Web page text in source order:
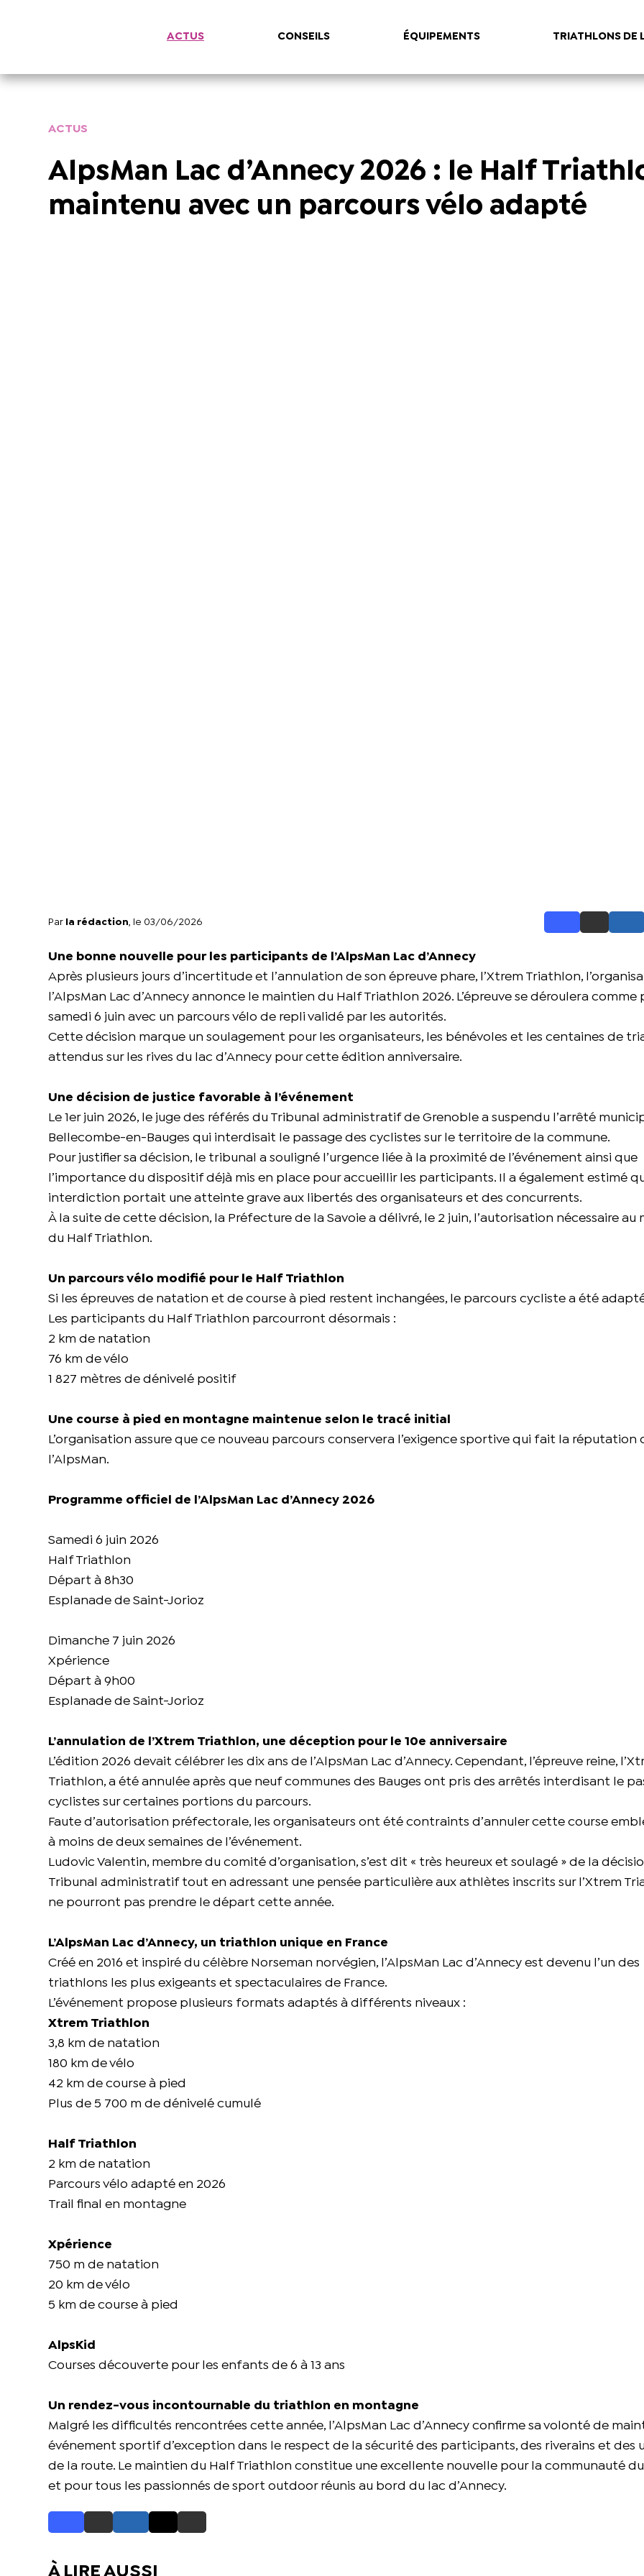
ACTUS CONSEILS ÉQUIPEMENTS TRIATHLONS DE
ACTUS
AlpsMan Lac d’Annecy 2026 : le Half
maintenu avec un parcours vélo adapté
Par la rédaction , le 03/06/2026
Une bonne nouvelle pour les participants de l’AlpsMan Lac d’Annecy
Après plusieurs jours d’incertitude et l’annulation de son épreuve phare, l’Xtrem Triathlon,
l’AlpsMan Lac d’Annecy annonce le maintien du Half Triathlon 2026. L’épreuve se déroulera comme
samedi 6 juin avec un parcours vélo de repli validé par les autorités.
Cette décision marque un soulagement pour les organisateurs, les bénévoles et les centaines de
attendus sur les rives du lac d’Annecy pour cette édition anniversaire.
Une décision de justice favorable à l’événement
Le 1er juin 2026, le juge des référés du Tribunal administratif de Grenoble a suspendu l’arrêté
Bellecombe-en-Bauges qui interdisait le passage des cyclistes sur le territoire de la commune.
Pour justifier sa décision, le tribunal a souligné l’urgence liée à la proximité de l’événement ainsi que
l’importance du dispositif déjà mis en place pour accueillir les participants. Il a également estimé
interdiction portait une atteinte grave aux libertés des organisateurs et des concurrents.
À la suite de cette décision, la Préfecture de la Savoie a délivré, le 2 juin, l’autorisation nécessaire au
du Half Triathlon.
Un parcours vélo modifié pour le Half Triathlon
Si les épreuves de natation et de course à pied restent inchangées, le parcours cycliste a été
Les participants du Half Triathlon parcourront désormais :
2 km de natation
76 km de vélo
1 827 mètres de dénivelé positif
Une course à pied en montagne maintenue selon le tracé initial
L’organisation assure que ce nouveau parcours conservera l’exigence sportive qui fait la réputation
l’AlpsMan.
Programme officiel de l’AlpsMan Lac d’Annecy 2026
Samedi 6 juin 2026
Half Triathlon
Départ à 8h30
Esplanade de Saint-Jorioz
Dimanche 7 juin 2026
Xpérience
Départ à 9h00
Esplanade de Saint-Jorioz
L’annulation de l’Xtrem Triathlon, une déception pour le 10e anniversaire
L’édition 2026 devait célébrer les dix ans de l’AlpsMan Lac d’Annecy. Cependant, l’épreuve reine,
Triathlon, a été annulée après que neuf communes des Bauges ont pris des arrêtés interdisant le
cyclistes sur certaines portions du parcours.
Faute d’autorisation préfectorale, les organisateurs ont été contraints d’annuler cette course
à moins de deux semaines de l’événement.
Ludovic Valentin, membre du comité d’organisation, s’est dit « très heureux et soulagé » de la
Tribunal administratif tout en adressant une pensée particulière aux athlètes inscrits sur l’Xtrem
ne pourront pas prendre le départ cette année.
L’AlpsMan Lac d’Annecy, un triathlon unique en France
Créé en 2016 et inspiré du célèbre Norseman norvégien, l’AlpsMan Lac d’Annecy est devenu l’un des
triathlons les plus exigeants et spectaculaires de France.
L’événement propose plusieurs formats adaptés à différents niveaux :
Xtrem Triathlon
3,8 km de natation
180 km de vélo
42 km de course à pied
Plus de 5 700 m de dénivelé cumulé
Half Triathlon
2 km de natation
Parcours vélo adapté en 2026
Trail final en montagne
Xpérience
750 m de natation
20 km de vélo
5 km de course à pied
AlpsKid
Courses découverte pour les enfants de 6 à 13 ans
Un rendez-vous incontournable du triathlon en montagne
Malgré les difficultés rencontrées cette année, l’AlpsMan Lac d’Annecy confirme sa volonté de
événement sportif d’exception dans le respect de la sécurité des participants, des riverains et des
de la route. Le maintien du Half Triathlon constitue une excellente nouvelle pour la communauté
et pour tous les passionnés de sport outdoor réunis au bord du lac d’Annecy.
À LIRE AUSSI